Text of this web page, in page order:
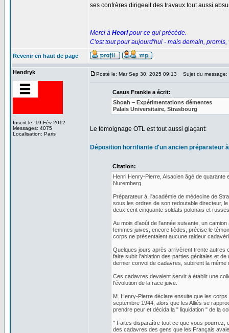
ses confrères dirigeait des travaux tout aussi
Merci à Heorlpour ce qui précède.
C'est tout pour aujourd'hui - mais demain,
Revenir en haut de page
Hendryk
Inscrit le: 19 Fév 2012
Messages: 4075
Localisation: Paris
Posté le: Mar Sep 30, 2025 09:13 Sujet du message:
Casus Frankie a écrit:
Shoah – Expérimentations démentes
Palais Universitaire, Strasbourg
Le témoignage OTL est tout aussi glaçant:
Déposition horrifiante d'un ancien préparateur
Citation:
Henri Henry-Pierre, Alsacien âgé de
Nuremberg.
Préparateur à, l'académie de médecine de
sous les ordres de son redoutable directeur,
deux cent cinquante soldats polonais et
Au mois d'août de l'année suivante, un
femmes juives, encore tièdes, précise le
corps ne présentaient aucune raideur
Quelques jours après arrivèrent trente autres
faire subir l'ablation des parties génitales et
dernier convoi de cadavres, subirent la même
Ces cadavres devaient servir à établir une
l'évolution de la race juive.
M. Henry-Pierre déclare ensuite que les
septembre 1944, alors que les Alliés se
prendre peur et décida la " liquidation " de la
" Faites disparaître tout ce que vous pourrez,
des cadavres des gens que les Français